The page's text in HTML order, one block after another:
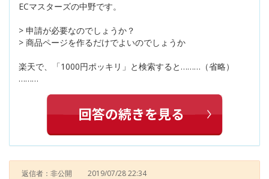
ECマスターズの中野です。
> 申請が必要なのでしょうか？
> 商品ページを作るだけでよいのでしょうか
楽天で、「1000円ポッキリ」と検索すると………（省略）
………
返信者：非公開 2019/07/28 22:34